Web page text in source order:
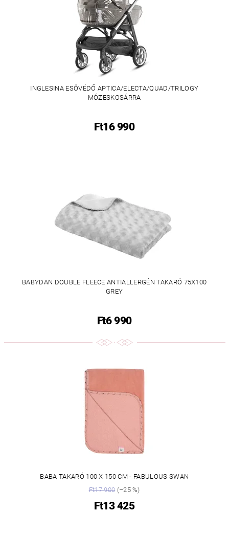
INGLESINA ESŐVÉDŐ APTICA/ELECTA/QUAD/TRILOGY
MÓZESKOSÁRRA
Ft16 990
BABYDAN DOUBLE FLEECE ANTIALLERGÉN TAKARÓ 75X100
GREY
Ft6 990
BABA TAKARÓ 100 X 150 CM - FABULOUS SWAN
Ft17 900(–25 %)
Ft13 425